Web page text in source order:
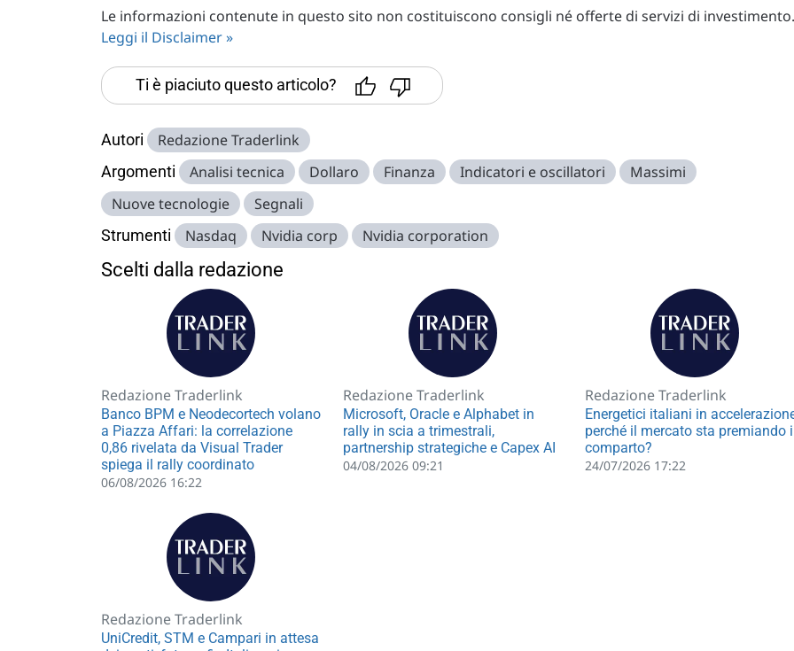
Le informazioni contenute in questo sito non costituiscono consigli né offerte di servizi di investimento.
Leggi il Disclaimer »
Ti è piaciuto questo articolo?
Autori Redazione Traderlink
Argomenti Analisi tecnica Dollaro Finanza Indicatori e oscillatori
Massimi
Nuove tecnologie
Segnali
Strumenti Nasdaq Nvidia corp Nvidia corporation
Scelti dalla redazione
Redazione Traderlink
Banco BPM e Neodecortech volano
a Piazza Affari: la correlazione
0,86 rivelata da Visual Trader
spiega il rally coordinato
06/08/2026 16:22
Redazione Traderlink
Microsoft, Oracle e Alphabet in
rally in scia a trimestrali,
partnership strategiche e Capex AI
04/08/2026 09:21
Redazione Traderlink
Energetici italiani in
perché il mercato sta premiando
comparto?
24/07/2026 17:22
Redazione Traderlink
UniCredit, STM e Campari in attesa